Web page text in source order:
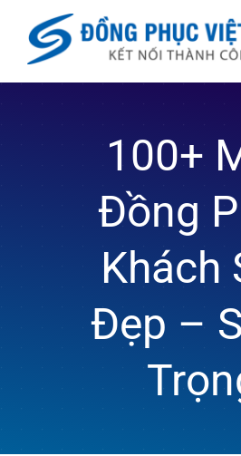
content
100+
Đồng
Khách
Đẹp –